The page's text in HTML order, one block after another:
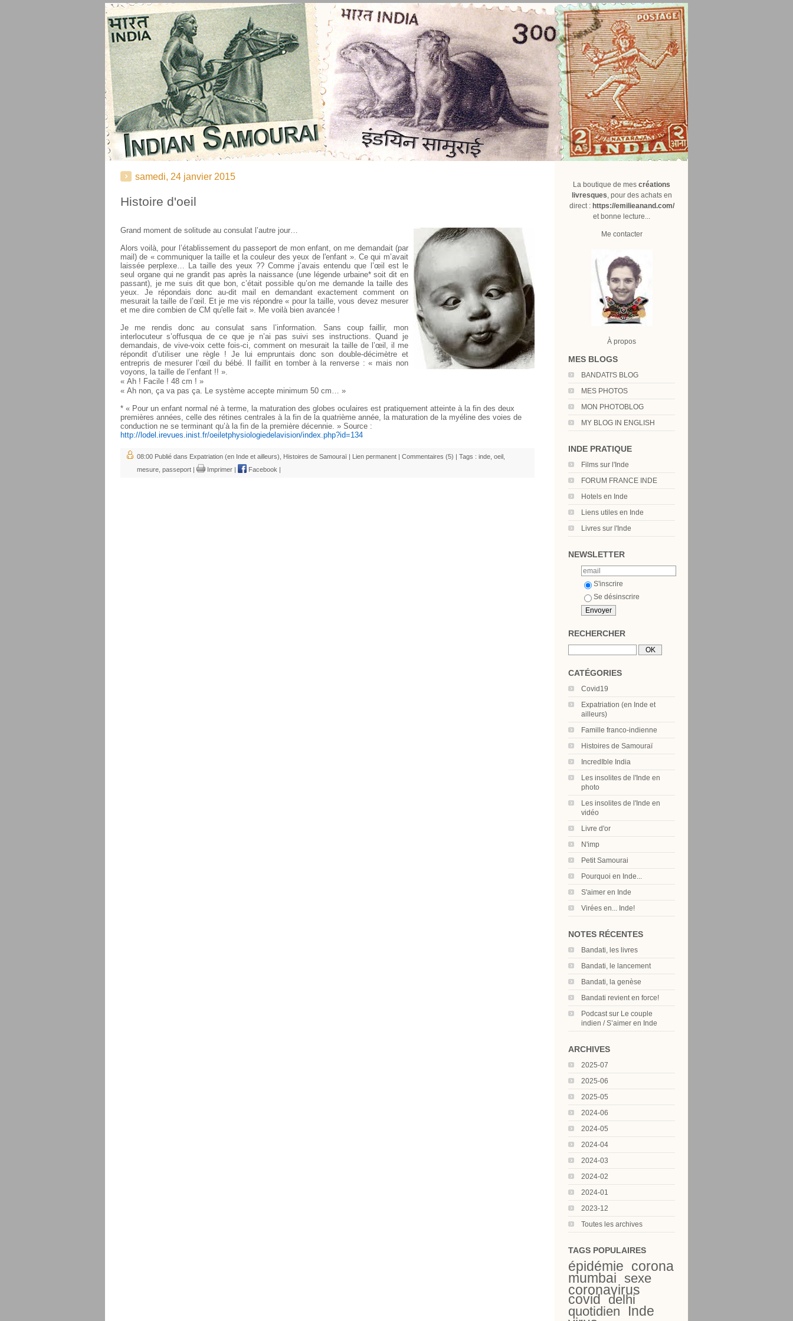
La boutique de mes créations
livresques, pour des achats en
direct : https://emilieanand.com/
et bonne lecture...
Me contacter
À propos
MES BLOGS
BANDATI'S BLOG
MES PHOTOS
MON PHOTOBLOG
MY BLOG IN ENGLISH
INDE PRATIQUE
Films sur l'Inde
FORUM FRANCE INDE
Hotels en Inde
Liens utiles en Inde
Livres sur l'Inde
NEWSLETTER
S'inscrire
Se désinscrire
RECHERCHER
CATÉGORIES
Covid19
Expatriation (en Inde et
ailleurs)
Famille franco-indienne
Histoires de Samouraï
IncredIble India
Les insolites de l'Inde en
photo
Les insolites de l'Inde en
vidéo
Livre d'or
N'imp
Petit Samourai
Pourquoi en Inde...
S'aimer en Inde
Virées en... Inde!
NOTES RÉCENTES
Bandati, les livres
Bandati, le lancement
Bandati, la genèse
Bandati revient en force!
Podcast sur Le couple
indien / S’aimer en Inde
ARCHIVES
2025-07
2025-06
2025-05
2024-06
2024-05
2024-04
2024-03
2024-02
2024-01
2023-12
Toutes les archives
TAGS POPULAIRES
épidémie corona
mumbai sexe
coronavirus
covid delhi
quotidien
Inde
samedi, 24 janvier 2015
Histoire d'oeil
Grand moment de solitude au consulat l’autre jour…
Alors voilà, pour l’établissement du passeport de mon enfant, on me demandait (par
mail) de « communiquer la taille et la couleur des yeux de l'enfant ». Ce qui m’avait
laissée perplexe… La taille des yeux ?? Comme j’avais entendu que l’œil est le
seul organe qui ne grandit pas après la naissance (une légende urbaine* soit dit en
passant), je me suis dit que bon, c’était possible qu’on me demande la taille des
yeux. Je répondais donc au-dit mail en demandant exactement comment on
mesurait la taille de l’œil. Et je me vis répondre « pour la taille, vous devez mesurer
et me dire combien de CM qu'elle fait ». Me voilà bien avancée !
Je me rendis donc au consulat sans l’information. Sans coup faillir, mon
interlocuteur s’offusqua de ce que je n’ai pas suivi ses instructions. Quand je
demandais, de vive-voix cette fois-ci, comment on mesurait la taille de l’œil, il me
répondit d’utiliser une règle ! Je lui empruntais donc son double-décimètre et
entrepris de mesurer l’œil du bébé. Il faillit en tomber à la renverse : « mais non
voyons, la taille de l’enfant !! ».
« Ah ! Facile ! 48 cm ! »
« Ah non, ça va pas ça. Le système accepte minimum 50 cm… »
* « Pour un enfant normal né à terme, la maturation des globes oculaires est pratiquement atteinte à la fin des deux
premières années, celle des rétines centrales à la fin de la quatrième année, la maturation de la myéline des voies de
conduction ne se terminant qu’à la fin de la première décennie. » Source :
http://lodel.irevues.inist.fr/oeiletphysiologiedelavision/index.php?id=134
08:00 Publié dans Expatriation (en Inde et ailleurs) Histoires de Samouraï | Lien permanent | Commentaires (5) | Tags : inde oeil
mesure passeport | Imprimer | Facebook |